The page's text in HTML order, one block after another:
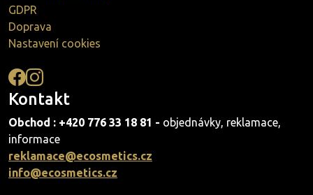
GDPR
Doprava
Nastavení cookies
Kontakt
Obchod : +420 776 33 18 81 - objednávky, reklamace,
informace
reklamace@ecosmetics.cz
info@ecosmetics.cz